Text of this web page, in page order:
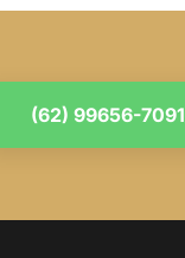
(62) 99656-7091